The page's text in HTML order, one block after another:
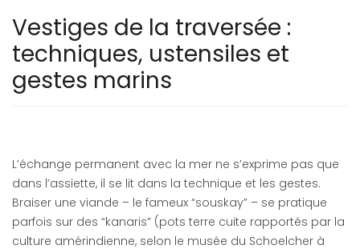
Vestiges de la traversée :
techniques, ustensiles et
gestes marins
L’échange permanent avec la mer ne s’exprime pas que
dans l’assiette, il se lit dans la technique et les gestes.
Braiser une viande – le fameux “souskay” – se pratique
parfois sur des “kanaris” (pots terre cuite rapportés par la
culture amérindienne, selon le musée du Schoelcher à